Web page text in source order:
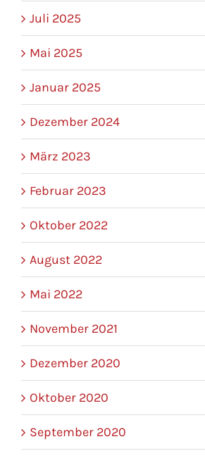
Juli 2025
Mai 2025
Januar 2025
Dezember 2024
März 2023
Februar 2023
Oktober 2022
August 2022
Mai 2022
November 2021
Dezember 2020
Oktober 2020
September 2020